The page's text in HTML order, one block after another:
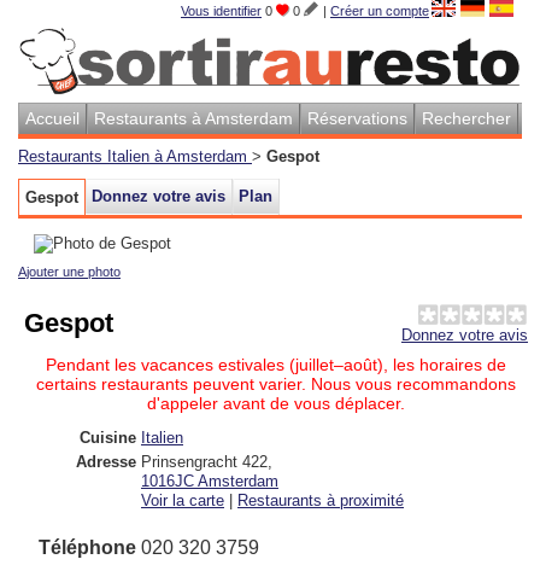
Vous identifier 0 0 | Créer un compte
Accueil Restaurants à Amsterdam Réservations Rechercher
Restaurants Italien à Amsterdam > Gespot
Gespot Donnez votre avis Plan
Ajouter une photo
Donnez votre avis
Gespot
Pendant les vacances estivales (juillet–août), les horaires de
certains restaurants peuvent varier. Nous vous recommandons
d'appeler avant de vous déplacer.
Cuisine Italien
Adresse Prinsengracht 422
1016JC Amsterdam
Voir la carte
Restaurants à proximité
Téléphone 020 320 3759